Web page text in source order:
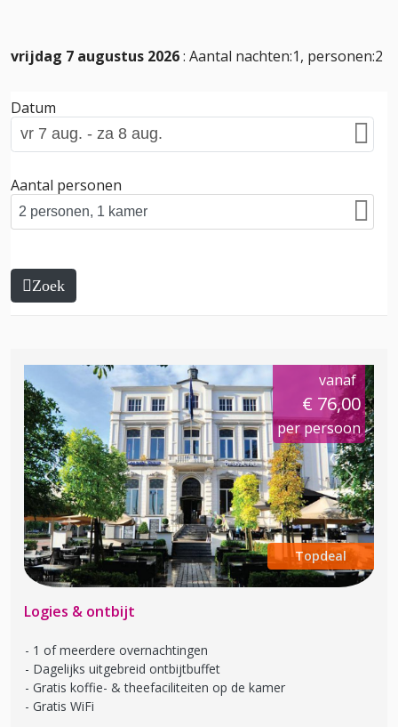
vrijdag 7 augustus 2026: Aantal nachten:1, personen:2
Datum
Aantal personen
Zoek
vanaf
€ 76,00
per persoon
Topdeal
Previous Next
Logies & ontbijt
1 of meerdere overnachtingen
Dagelijks uitgebreid ontbijtbuffet
Gratis koffie- & theefaciliteiten op de kamer
Gratis WiFi